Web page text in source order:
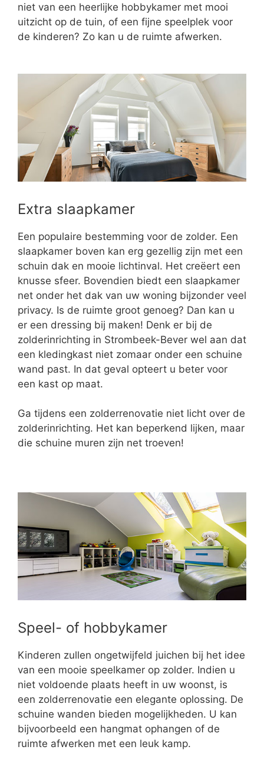
niet van een heerlijke hobbykamer met mooi
uitzicht op de tuin, of een fijne speelplek voor
de kinderen? Zo kan u de ruimte afwerken.
Extra slaapkamer
Een populaire bestemming voor de zolder. Een
slaapkamer boven kan erg gezellig zijn met een
schuin dak en mooie lichtinval. Het creëert een
knusse sfeer. Bovendien biedt een slaapkamer
net onder het dak van uw woning bijzonder veel
privacy. Is de ruimte groot genoeg? Dan kan u
er een dressing bij maken! Denk er bij de
zolderinrichting in Strombeek-Bever wel aan dat
een kledingkast niet zomaar onder een schuine
wand past. In dat geval opteert u beter voor
een kast op maat.
Ga tijdens een zolderrenovatie niet licht over de
zolderinrichting. Het kan beperkend lijken, maar
die schuine muren zijn net troeven!
Speel- of hobbykamer
Kinderen zullen ongetwijfeld juichen bij het idee
van een mooie speelkamer op zolder. Indien u
niet voldoende plaats heeft in uw woonst, is
een zolderrenovatie een elegante oplossing. De
schuine wanden bieden mogelijkheden. U kan
bijvoorbeeld een hangmat ophangen of de
ruimte afwerken met een leuk kamp.